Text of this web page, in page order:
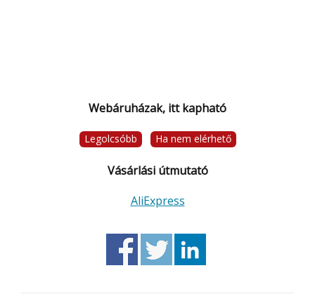
Webáruházak, itt kapható
Legolcsóbb Ha nem elérhető
Vásárlási útmutató
AliExpress